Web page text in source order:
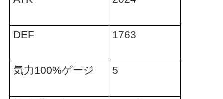
DEF 1763
気力100%ゲージ 5